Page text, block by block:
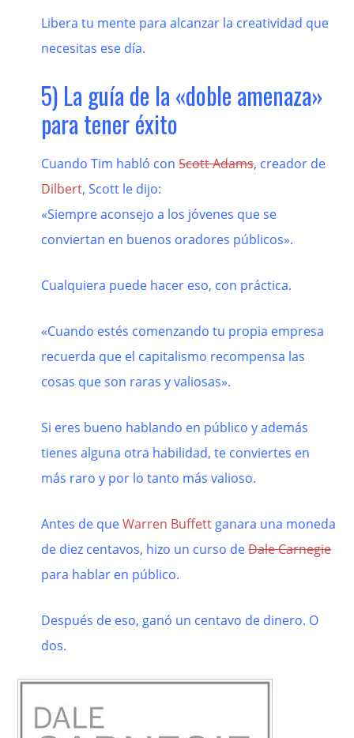
Libera tu mente para alcanzar la creatividad que
necesitas ese día.
5) La guía de la «doble amenaza»
para tener éxito
Cuando Tim habló conScott Adams, creador de
Dilbert, Scott le dijo:
«Siempre aconsejo a los jóvenes que se
conviertan en buenos oradores públicos».
Cualquiera puede hacer eso, con práctica.
«Cuando estés comenzando tu propia empresa
recuerda que el capitalismo recompensa las
cosas que son raras y valiosas».
Si eres bueno hablando en público y además
tienes alguna otra habilidad, te conviertes en
más raro y por lo tanto más valioso.
Antes de queWarren Buffett ganara una moneda
de diez centavos, hizo un curso deDale Carnegie
para hablar en público.
Después de eso, ganó un centavo de dinero. O
dos.